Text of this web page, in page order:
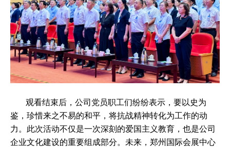
观看结束后，公司党员职工们纷纷表示，要以史为
鉴，珍惜来之不易的和平，将抗战精神转化为工作的动
力。此次活动不仅是一次深刻的爱国主义教育，也是公司
企业文化建设的重要组成部分。未来，郑州国际会展中心